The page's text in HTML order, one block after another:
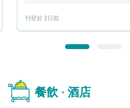
刊登於 2日前
餐飲 · 酒店